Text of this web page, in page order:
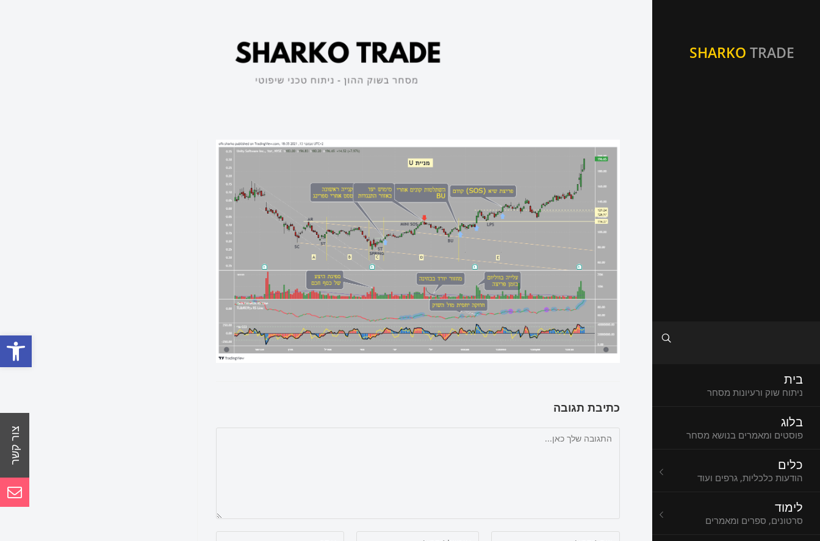
פתח סרגל נגישות
SHARKO TRADE
בית
ניתוח שוק ורעיונות מסחר
בלוג
פוסטים ומאמרים בנושא מסחר
כלים
הודעות כלכליות, גרפים ועוד
לימוד
סרטונים, ספרים ומאמרים
כתיבת תגובה